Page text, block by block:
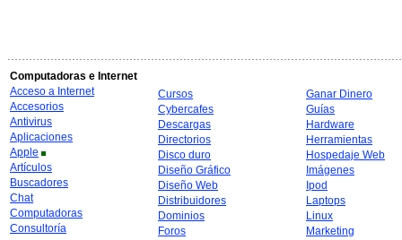
Computadoras e Internet
Acceso a Internet
Accesorios
Antivirus
Aplicaciones
Apple
Artículos
Buscadores
Chat
Computadoras
Consultoría
Cursos
Cybercafes
Descargas
Directorios
Disco duro
Diseño Gráfico
Diseño Web
Distribuidores
Dominios
Foros
Ganar Dinero
Guías
Hardware
Herramientas
Hospedaje Web
Imágenes
Ipod
Laptops
Linux
Marketing